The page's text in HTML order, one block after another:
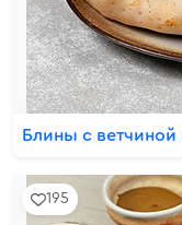
Блины с
195